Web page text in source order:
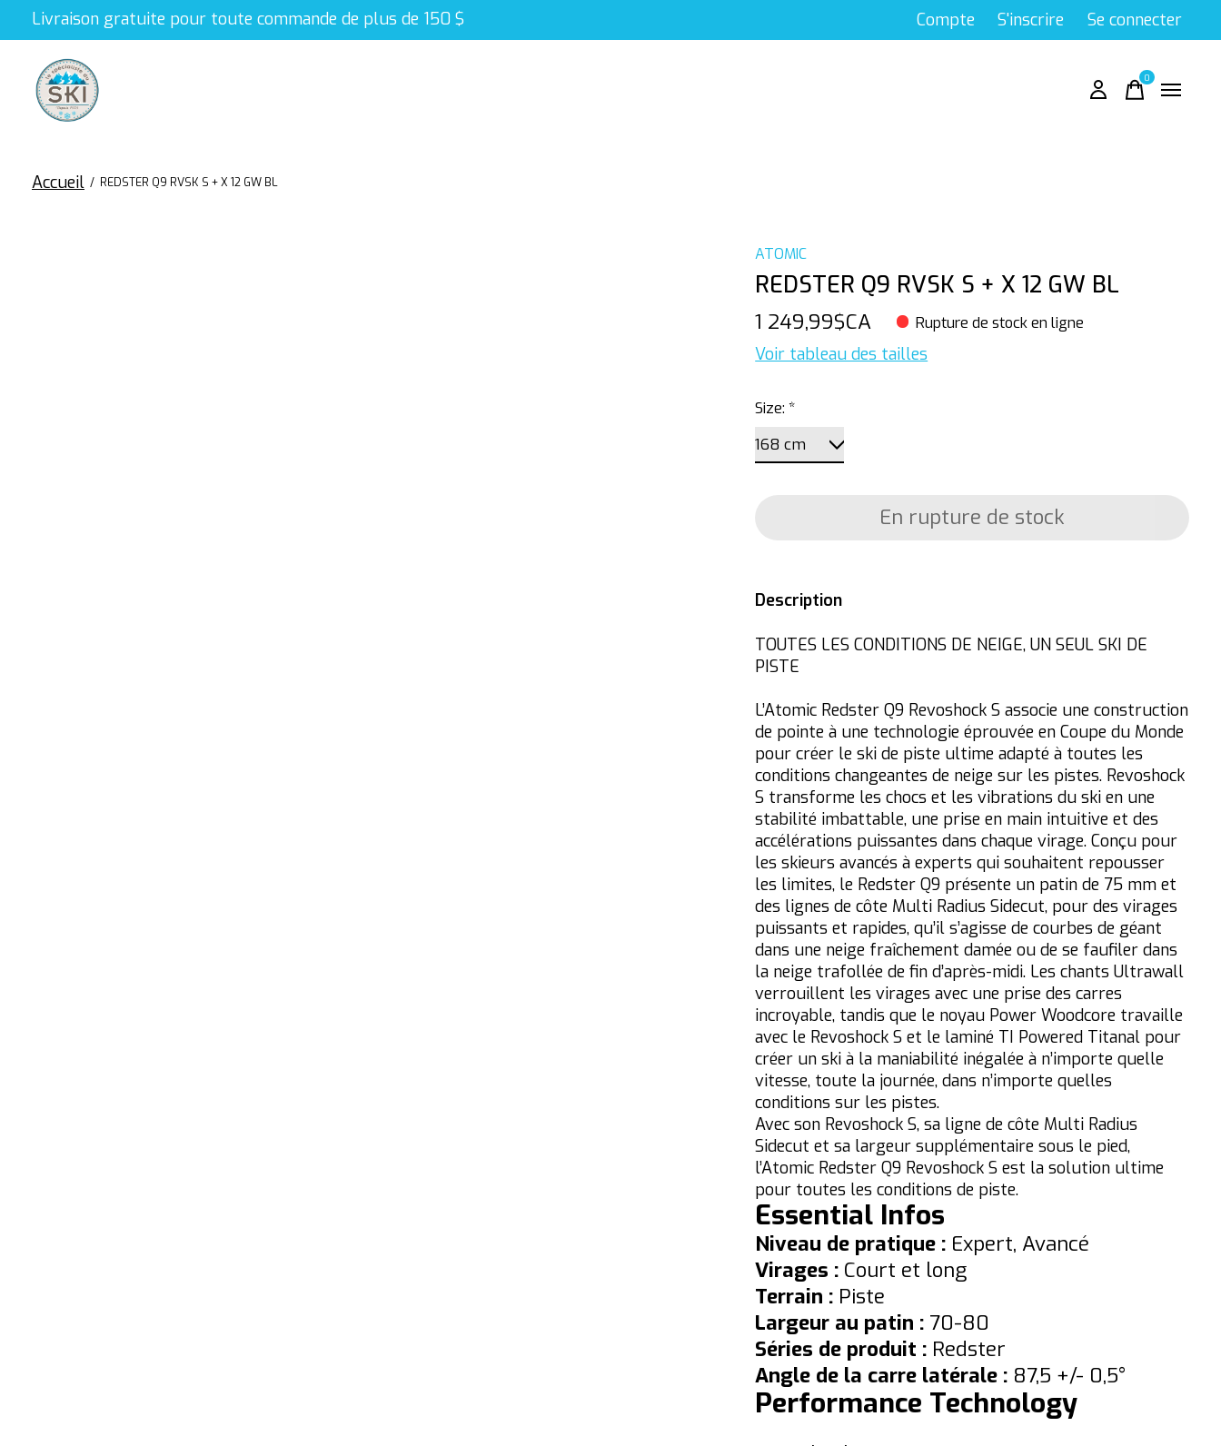
Livraison gratuite pour toute commande de plus de 150 $ Compte S'inscrire Se connecter
0items
Accueil / REDSTER Q9 RVSK S + X 12 GW BL
ATOMIC
REDSTER Q9 RVSK S + X 12 GW BL
1 249,99$CA Rupture de stock en ligne
Voir tableau des tailles
Size: *
En rupture de stock
Description
TOUTES LES CONDITIONS DE NEIGE, UN SEUL SKI DE
PISTE
L’Atomic Redster Q9 Revoshock S associe une construction
de pointe à une technologie éprouvée en Coupe du Monde
pour créer le ski de piste ultime adapté à toutes les
conditions changeantes de neige sur les pistes. Revoshock
S transforme les chocs et les vibrations du ski en une
stabilité imbattable, une prise en main intuitive et des
accélérations puissantes dans chaque virage. Conçu pour
les skieurs avancés à experts qui souhaitent repousser
les limites, le Redster Q9 présente un patin de 75 mm et
des lignes de côte Multi Radius Sidecut, pour des virages
puissants et rapides, qu’il s’agisse de courbes de géant
dans une neige fraîchement damée ou de se faufiler dans
la neige trafollée de fin d’après-midi. Les chants Ultrawall
verrouillent les virages avec une prise des carres
incroyable, tandis que le noyau Power Woodcore travaille
avec le Revoshock S et le laminé TI Powered Titanal pour
créer un ski à la maniabilité inégalée à n’importe quelle
vitesse, toute la journée, dans n’importe quelles
conditions sur les pistes.
Avec son Revoshock S, sa ligne de côte Multi Radius
Sidecut et sa largeur supplémentaire sous le pied,
l’Atomic Redster Q9 Revoshock S est la solution ultime
pour toutes les conditions de piste.
Essential Infos
Niveau de pratique : Expert, Avancé
Virages : Court et long
Terrain : Piste
Largeur au patin : 70-80
Séries de produit : Redster
Angle de la carre latérale : 87,5 +/- 0,5°
Performance Technology